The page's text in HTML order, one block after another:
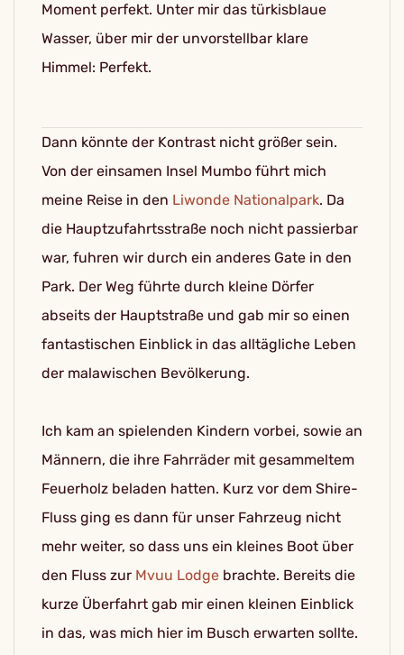
Moment perfekt. Unter mir das türkisblaue
Wasser, über mir der unvorstellbar klare
Himmel: Perfekt.
Dann könnte der Kontrast nicht größer sein.
Von der einsamen Insel Mumbo führt mich
meine Reise in den Liwonde Nationalpark. Da
die Hauptzufahrtsstraße noch nicht passierbar
war, fuhren wir durch ein anderes Gate in den
Park. Der Weg führte durch kleine Dörfer
abseits der Hauptstraße und gab mir so einen
fantastischen Einblick in das alltägliche Leben
der malawischen Bevölkerung.
Ich kam an spielenden Kindern vorbei, sowie an
Männern, die ihre Fahrräder mit gesammeltem
Feuerholz beladen hatten. Kurz vor dem Shire-
Fluss ging es dann für unser Fahrzeug nicht
mehr weiter, so dass uns ein kleines Boot über
den Fluss zur Mvuu Lodge brachte. Bereits die
kurze Überfahrt gab mir einen kleinen Einblick
in das, was mich hier im Busch erwarten sollte.